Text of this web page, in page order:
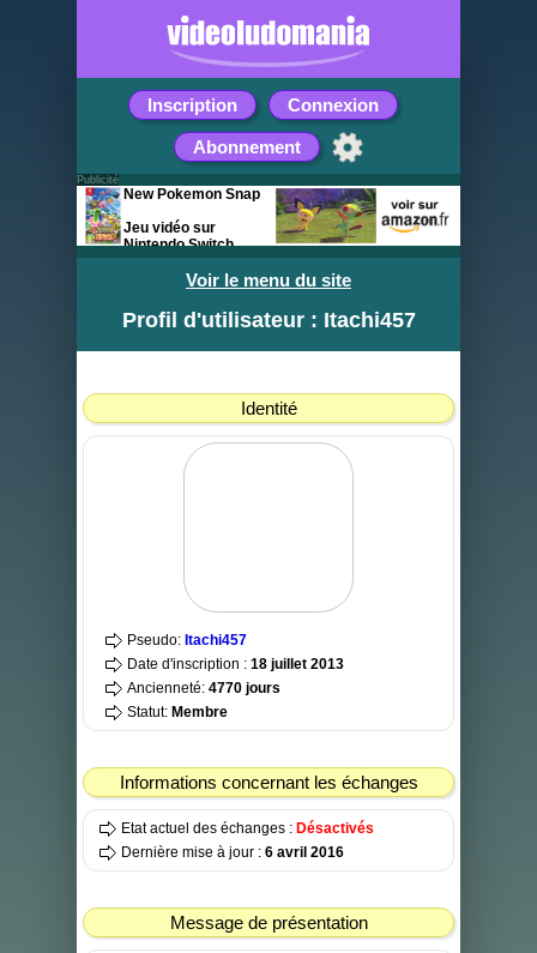
Inscription Connexion
Abonnement
Voir le menu du site
Profil d'utilisateur : Itachi457
Identité
Pseudo: Itachi457
Date d'inscription : 18 juillet 2013
Ancienneté: 4770 jours
Statut: Membre
Informations concernant les échanges
Etat actuel des échanges : Désactivés
Dernière mise à jour : 6 avril 2016
Message de présentation
Publicité
New Pokemon Snap
Jeu vidéo sur
Nintendo Switch